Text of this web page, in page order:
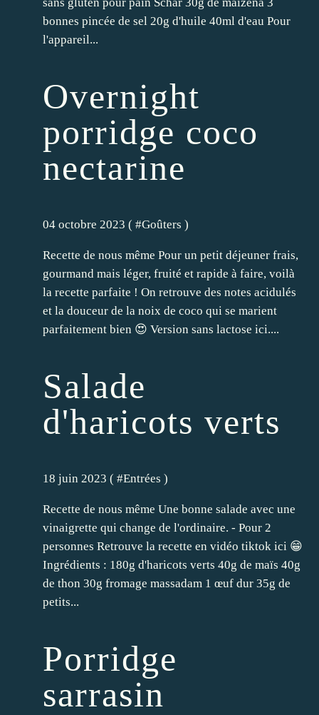
bonnes pincée de sel 20g d'huile 40ml d'eau Pour
l'appareil...
Overnight
porridge coco
nectarine
04 octobre 2023 ( #Goûters )
Recette de nous même Pour un petit déjeuner frais,
gourmand mais léger, fruité et rapide à faire, voilà
la recette parfaite ! On retrouve des notes acidulés
et la douceur de la noix de coco qui se marient
parfaitement bien 😍 Version sans lactose ici....
Salade
d'haricots verts
18 juin 2023 ( #Entrées )
Recette de nous même Une bonne salade avec une
vinaigrette qui change de l'ordinaire. - Pour 2
personnes Retrouve la recette en vidéo tiktok ici 😁
Ingrédients : 180g d'haricots verts 40g de maïs 40g
de thon 30g fromage massadam 1 œuf dur 35g de
petits...
Porridge
sarrasin